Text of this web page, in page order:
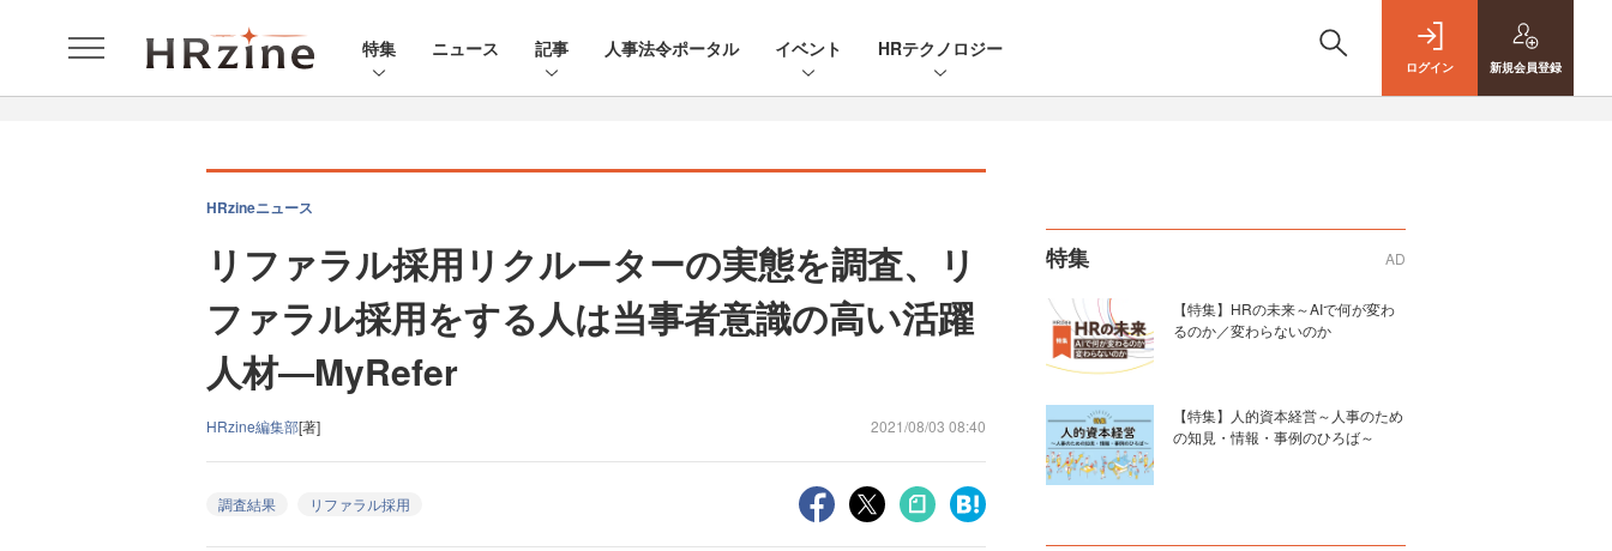
特集 ニュース 記事 人事法令ポータル イベント HRテクノロジー
ログイン 新規会員登録
HRzineニュース
リファラル採用リクルーターの実態を調査、リ
ファラル採用をする人は当事者意識の高い活躍
人材―MyRefer
HRzine編集部[著] 2021/08/03 08:40
調査結果 リファラル採用
特集 AD
【特集】HRの未来～AIで何が変わ
るのか／変わらないのか
【特集】人的資本経営～人事のため
の知見・情報・事例のひろば～